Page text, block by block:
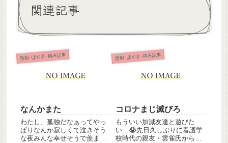
関連記事
愚痴･ぼやき･病み記事
なんかまた
わたし、孤独だなぁってやっ
ぱりなんか寂しくて泣きそう
な夜みんな幸せそうで羨まし
愚痴･ぼやき･病み記事
コロナまじ滅びろ
もういい加減友達と遊びた
い…😭先日久しぶりに看護学
校時代の親友・雲雀氏から